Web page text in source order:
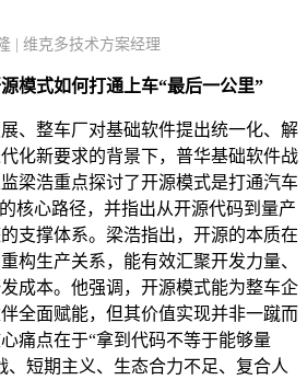
| 维克多技术方案经理
模式如何打通上车“最后一公里”
、整车厂对基础软件提出统一化、解
化新要求的背景下，普华基础软件战
梁浩重点探讨了开源模式是打通汽车
核心路径，并指出从开源代码到量产
支撑体系。梁浩指出，开源的本质在
构生产关系，能有效汇聚开发力量、
成本。他强调，开源模式能为整车企
全面赋能，但其价值实现并非一蹴而
痛点在于“拿到代码不等于能够量
、短期主义、生态合力不足、复合人